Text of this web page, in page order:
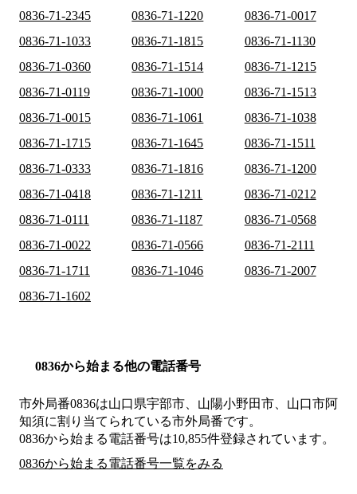
0836-71-2345
0836-71-1220
0836-71-0017
0836-71-1033
0836-71-1815
0836-71-1130
0836-71-0360
0836-71-1514
0836-71-1215
0836-71-0119
0836-71-1000
0836-71-1513
0836-71-0015
0836-71-1061
0836-71-1038
0836-71-1715
0836-71-1645
0836-71-1511
0836-71-0333
0836-71-1816
0836-71-1200
0836-71-0418
0836-71-1211
0836-71-0212
0836-71-0111
0836-71-1187
0836-71-0568
0836-71-0022
0836-71-0566
0836-71-2111
0836-71-1711
0836-71-1046
0836-71-2007
0836-71-1602
0836から始まる他の電話番号
市外局番0836は山口県宇部市、山陽小野田市、山口市阿
知須に割り当てられている市外局番です。
0836から始まる電話番号は10,855件登録されています。
0836から始まる電話番号一覧をみる